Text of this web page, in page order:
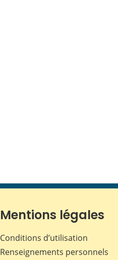
Mentions légales
Conditions d’utilisation
Renseignements personnels